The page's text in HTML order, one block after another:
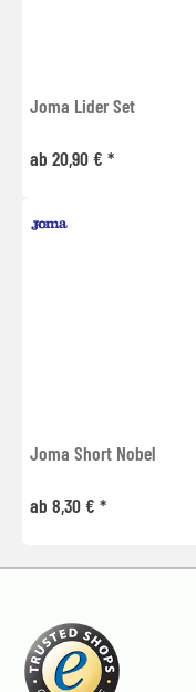
Joma Lider Set
ab 20,90 € *
Joma Short Nobel
ab 8,30 € *